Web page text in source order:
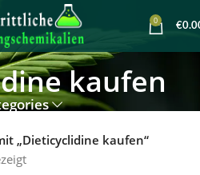
0
€
kaufen
„Dieticyclidine kaufen“